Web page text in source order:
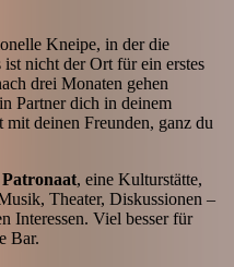
Kneipe, in der die
nicht der Ort für ein erstes
drei Monaten gehen
Partner dich in deinem
deinen Freunden, ganz du
Patronaat, eine Kulturstätte,
Theater, Diskussionen –
Interessen. Viel besser für
Bar.